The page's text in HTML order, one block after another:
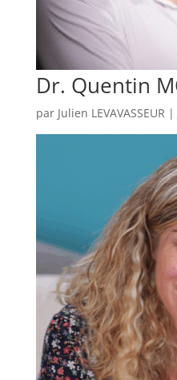
Dr. Quentin
par Julien LEVAVASSEUR |